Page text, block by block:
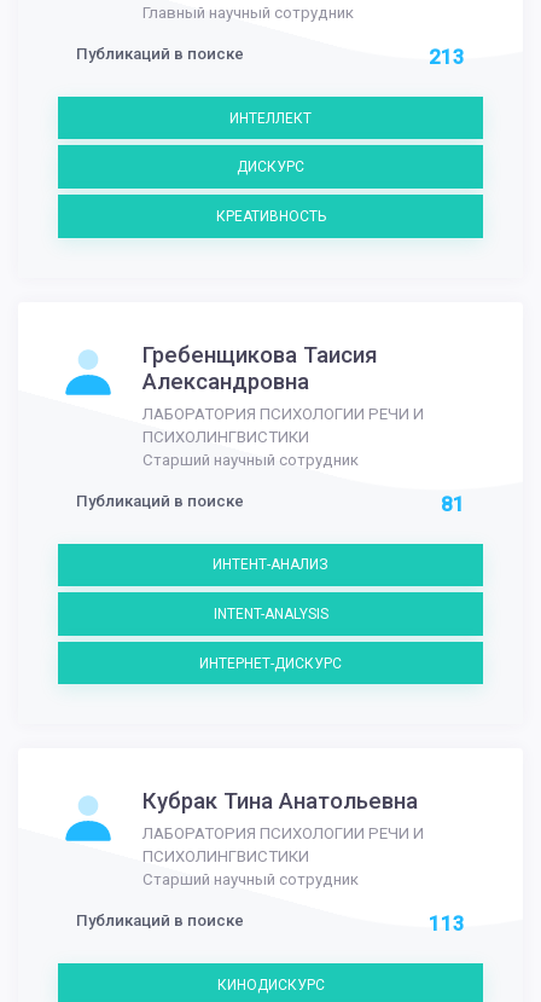
Главный научный сотрудник
Публикаций в поиске 213
ИНТЕЛЛЕКТ
ДИСКУРС
КРЕАТИВНОСТЬ
Гребенщикова Таисия
Александровна
ЛАБОРАТОРИЯ ПСИХОЛОГИИ РЕЧИ И
ПСИХОЛИНГВИСТИКИ
Старший научный сотрудник
Публикаций в поиске 81
ИНТЕНТ-АНАЛИЗ
INTENT-ANALYSIS
ИНТЕРНЕТ-ДИСКУРС
Кубрак Тина Анатольевна
ЛАБОРАТОРИЯ ПСИХОЛОГИИ РЕЧИ И
ПСИХОЛИНГВИСТИКИ
Старший научный сотрудник
Публикаций в поиске 113
КИНОДИСКУРС